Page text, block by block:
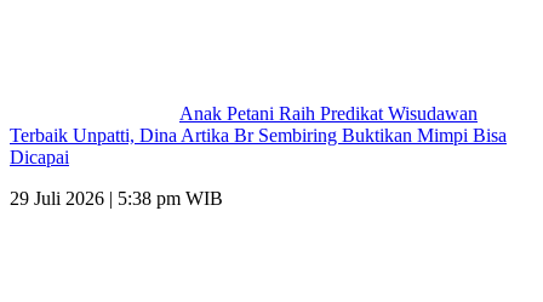
Anak Petani Raih Predikat Wisudawan
Terbaik Unpatti, Dina Artika Br Sembiring Buktikan Mimpi Bisa
Dicapai
29 Juli 2026 | 5:38 pm WIB